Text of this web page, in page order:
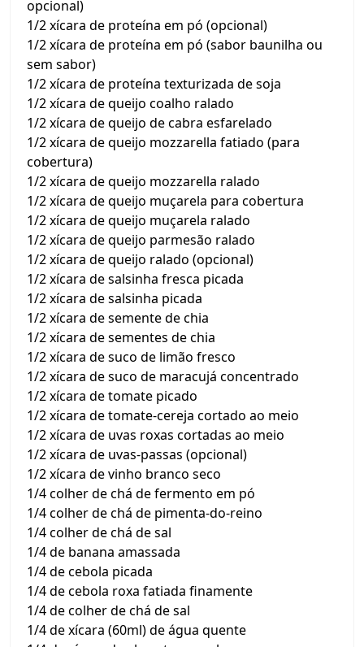
opcional)
1/2 xícara de proteína em pó (opcional)
1/2 xícara de proteína em pó (sabor baunilha ou
sem sabor)
1/2 xícara de proteína texturizada de soja
1/2 xícara de queijo coalho ralado
1/2 xícara de queijo de cabra esfarelado
1/2 xícara de queijo mozzarella fatiado (para
cobertura)
1/2 xícara de queijo mozzarella ralado
1/2 xícara de queijo muçarela para cobertura
1/2 xícara de queijo muçarela ralado
1/2 xícara de queijo parmesão ralado
1/2 xícara de queijo ralado (opcional)
1/2 xícara de salsinha fresca picada
1/2 xícara de salsinha picada
1/2 xícara de semente de chia
1/2 xícara de sementes de chia
1/2 xícara de suco de limão fresco
1/2 xícara de suco de maracujá concentrado
1/2 xícara de tomate picado
1/2 xícara de tomate-cereja cortado ao meio
1/2 xícara de uvas roxas cortadas ao meio
1/2 xícara de uvas-passas (opcional)
1/2 xícara de vinho branco seco
1/4 colher de chá de fermento em pó
1/4 colher de chá de pimenta-do-reino
1/4 colher de chá de sal
1/4 de banana amassada
1/4 de cebola picada
1/4 de cebola roxa fatiada finamente
1/4 de colher de chá de sal
1/4 de xícara (60ml) de água quente